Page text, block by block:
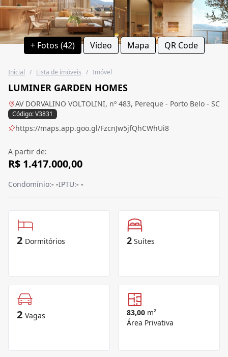
+ Fotos (42) Vídeo Mapa QR Code
Inicial / Lista de imóveis / Imóvel
LUMINER GARDEN HOMES
AV DORVALINO VOLTOLINI, nº 483, Pereque - Porto Belo - SC
Código: V3831
https://maps.app.goo.gl/FzcnJw5jfQhCWhUi8
A partir de:
R$ 1.417.000,00
Condomínio:- -IPTU:- -
2 Dormitórios 2 Suítes
2 Vagas 83,00 m²
Área Privativa